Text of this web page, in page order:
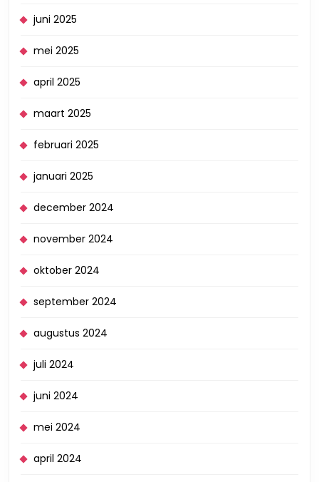
juni 2025
mei 2025
april 2025
maart 2025
februari 2025
januari 2025
december 2024
november 2024
oktober 2024
september 2024
augustus 2024
juli 2024
juni 2024
mei 2024
april 2024